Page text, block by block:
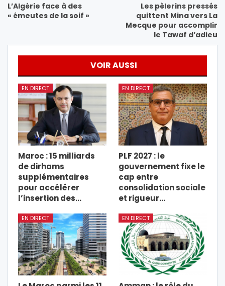
L’Algérie face à des
« émeutes de la soif »
Les pèlerins pressés
quittent Mina vers La
Mecque pour accomplir
le Tawaf d’adieu
VOIR AUSSI
EN DIRECT
Maroc : 15 milliards
de dirhams
supplémentaires
pour accélérer
l’insertion des…
EN DIRECT
PLF 2027 : le
gouvernement fixe le
cap entre
consolidation sociale
et rigueur…
EN DIRECT EN DIRECT